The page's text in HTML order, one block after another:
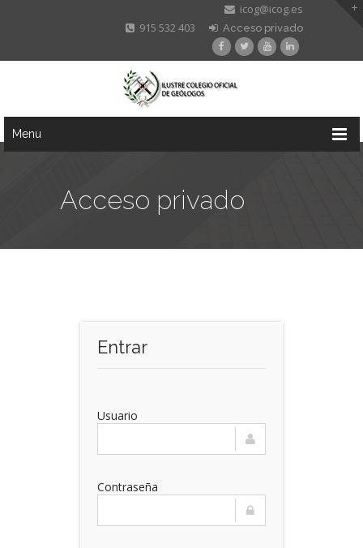
icog@icog.es
915 532 403
Acceso privado
Menu
Acceso privado
Entrar
Usuario
Contraseña